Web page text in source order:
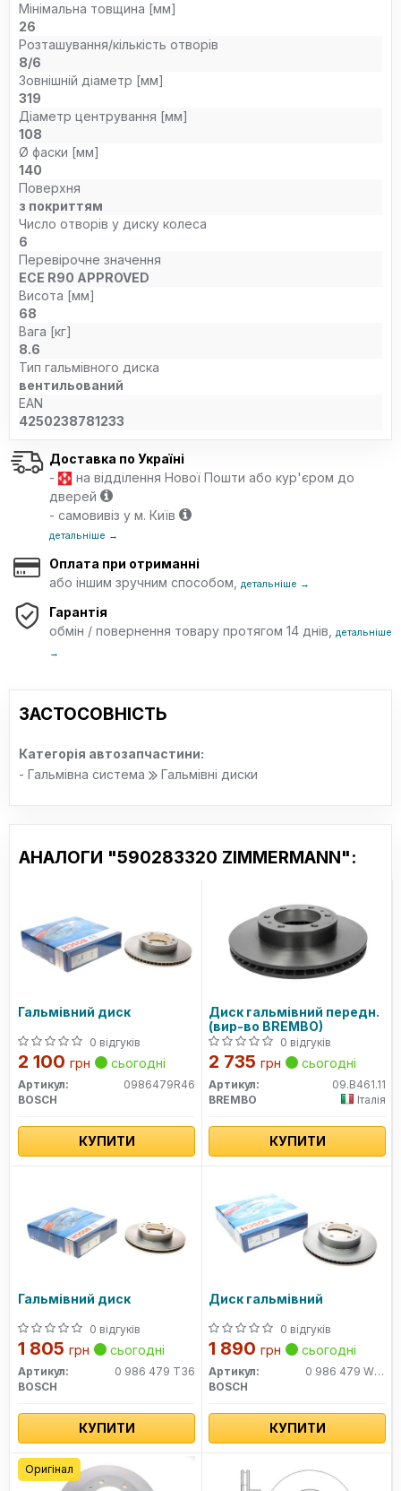
Мінімальна товщина [мм]
26
Розташування/кількість отворів
8/6
Зовнішній діаметр [мм]
319
Діаметр центрування [мм]
108
Ø фаски [мм]
140
Поверхня
з покриттям
Число отворів у диску колеса
6
Перевірочне значення
ECE R90 APPROVED
Висота [мм]
68
Вага [кг]
8.6
Тип гальмівного диска
вентильований
EAN
4250238781233
Доставка по Україні
-
на відділення Нової Пошти або кур'єром до
дверей
- самовивіз у м. Київ
детальніше →
Оплата при отриманні
або іншим зручним способом,
детальніше →
Гарантія
обмін / повернення товару протягом 14 днів,
детальніше
→
ЗАСТОСОВНІСТЬ
Категорія автозапчастини:
- Гальмівна система
Гальмівні диски
АНАЛОГИ "590283320 ZIMMERMANN":
Гальмівний диск
0 відгуків
2 100 грн сьогодні
Артикул:
0986479R46
BOSCH
КУПИТИ
Диск гальмівний передн.
(вир-во BREMBO)
0 відгуків
2 735 грн сьогодні
Артикул:
09.B461.11
BREMBO
Італія
КУПИТИ
Гальмівний диск
0 відгуків
1 805 грн сьогодні
Артикул:
0 986 479 T36
BOSCH
КУПИТИ
Диск гальмівний
0 відгуків
1 890 грн сьогодні
Артикул:
0 986 479 W47
BOSCH
КУПИТИ
Оригінал